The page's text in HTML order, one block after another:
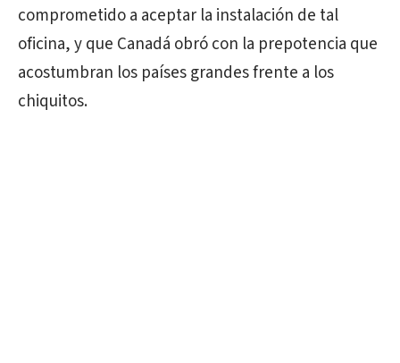
comprometido a aceptar la instalación de tal
oficina, y que Canadá obró con la prepotencia que
acostumbran los países grandes frente a los
chiquitos.